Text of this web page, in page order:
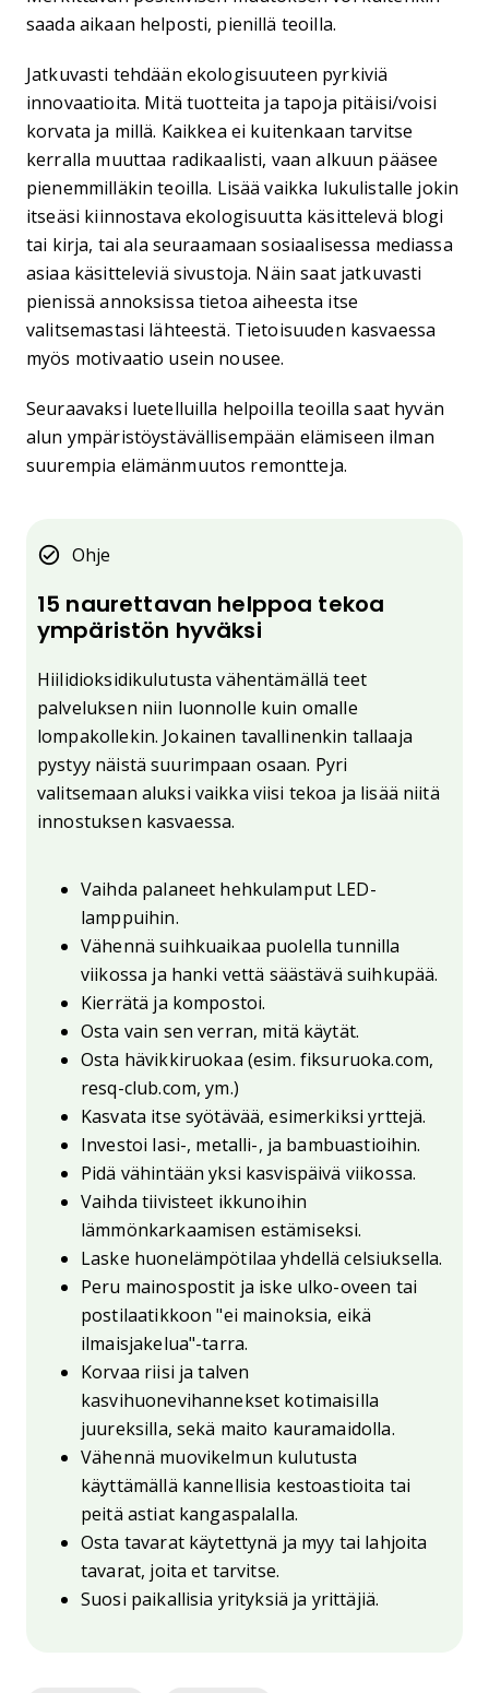
saada aikaan helposti, pienillä teoilla.
Jatkuvasti tehdään ekologisuuteen pyrkiviä
innovaatioita. Mitä tuotteita ja tapoja pitäisi/voisi
korvata ja millä. Kaikkea ei kuitenkaan tarvitse
kerralla muuttaa radikaalisti, vaan alkuun pääsee
pienemmilläkin teoilla. Lisää vaikka lukulistalle jokin
itseäsi kiinnostava ekologisuutta käsittelevä blogi
tai kirja, tai ala seuraamaan sosiaalisessa mediassa
asiaa käsitteleviä sivustoja. Näin saat jatkuvasti
pienissä annoksissa tietoa aiheesta itse
valitsemastasi lähteestä. Tietoisuuden kasvaessa
myös motivaatio usein nousee.
Seuraavaksi luetelluilla helpoilla teoilla saat hyvän
alun ympäristöystävällisempään elämiseen ilman
suurempia elämänmuutos remontteja.
Ohje
15 naurettavan helppoa tekoa
ympäristön hyväksi
Hiilidioksidikulutusta vähentämällä teet
palveluksen niin luonnolle kuin omalle
lompakollekin. Jokainen tavallinenkin tallaaja
pystyy näistä suurimpaan osaan. Pyri
valitsemaan aluksi vaikka viisi tekoa ja lisää niitä
innostuksen kasvaessa.
Vaihda palaneet hehkulamput LED-
lamppuihin.
Vähennä suihkuaikaa puolella tunnilla
viikossa ja hanki vettä säästävä suihkupää.
Kierrätä ja kompostoi.
Osta vain sen verran, mitä käytät.
Osta hävikkiruokaa (esim. fiksuruoka.com,
resq-club.com, ym.)
Kasvata itse syötävää, esimerkiksi yrttejä.
Investoi lasi-, metalli-, ja bambuastioihin.
Pidä vähintään yksi kasvispäivä viikossa.
Vaihda tiivisteet ikkunoihin
lämmönkarkaamisen estämiseksi.
Laske huonelämpötilaa yhdellä celsiuksella.
Peru mainospostit ja iske ulko-oveen tai
postilaatikkoon "ei mainoksia, eikä
ilmaisjakelua"-tarra.
Korvaa riisi ja talven
kasvihuonevihannekset kotimaisilla
juureksilla, sekä maito kauramaidolla.
Vähennä muovikelmun kulutusta
käyttämällä kannellisia kestoastioita tai
peitä astiat kangaspalalla.
Osta tavarat käytettynä ja myy tai lahjoita
tavarat, joita et tarvitse.
Suosi paikallisia yrityksiä ja yrittäjiä.